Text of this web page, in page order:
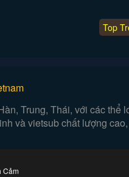
Top
Trung, Thái, với các thể
và vietsub chất lượng
Cảm